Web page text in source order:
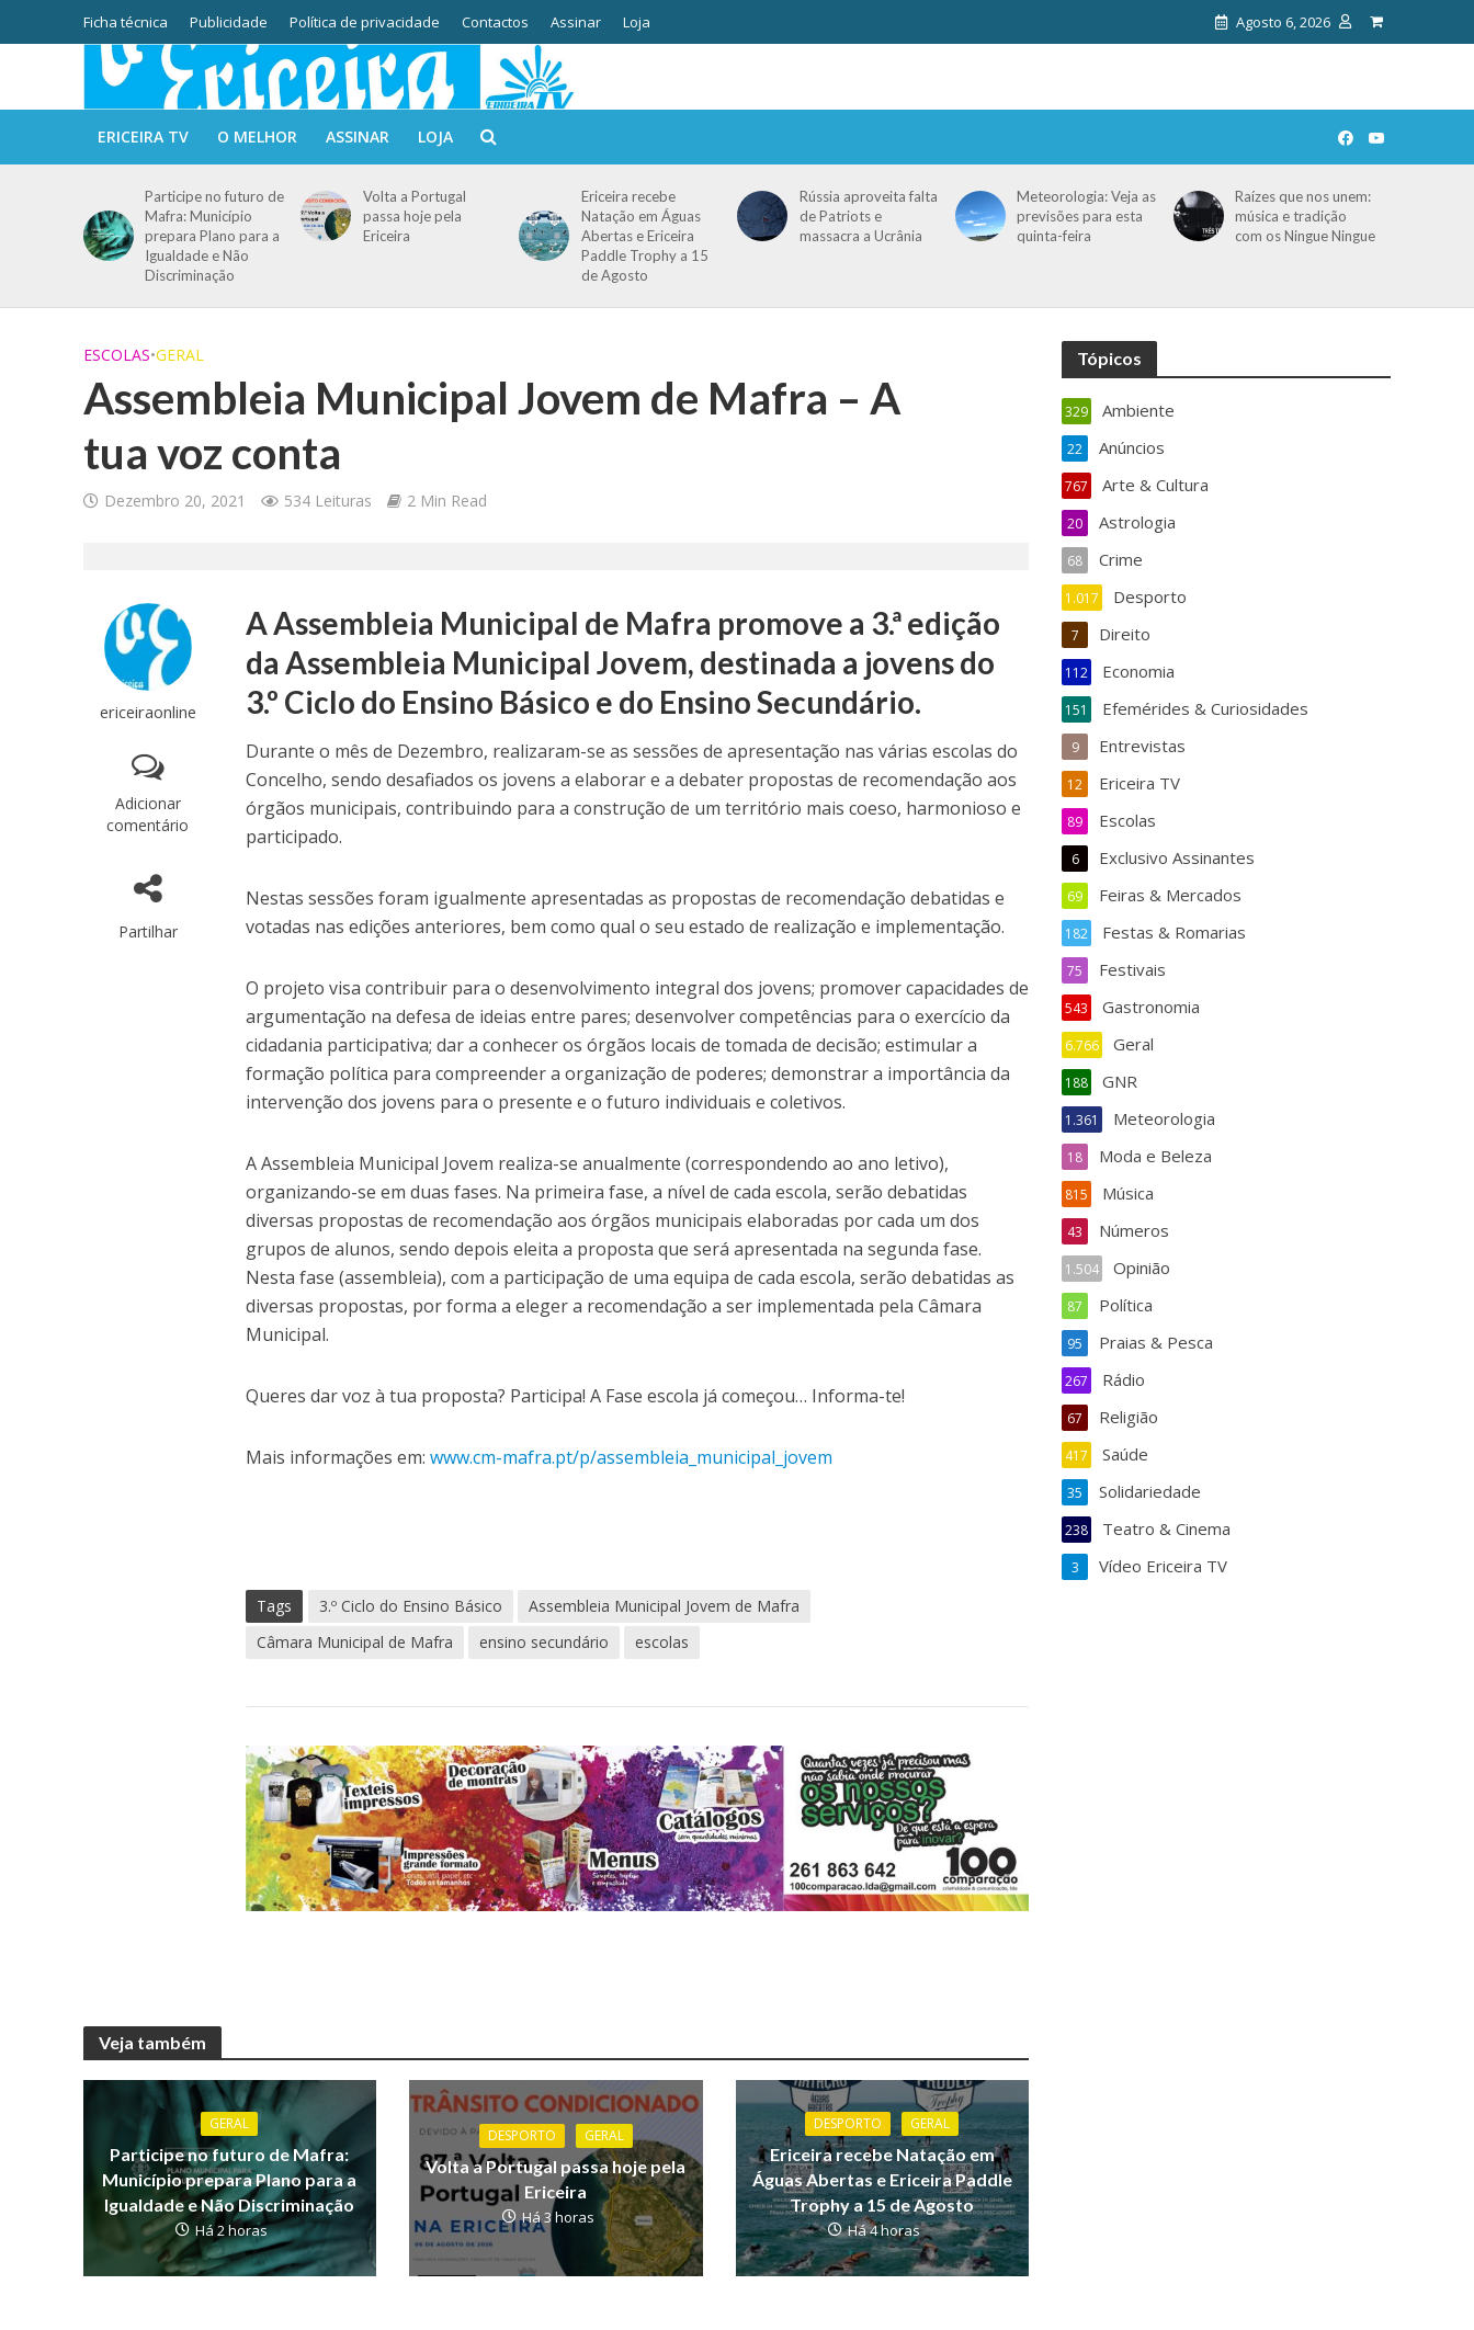
Ficha técnica Publicidade Política de privacidade Contactos Assinar Loja Agosto 6, 2026
ERICEIRA TV O MELHOR ASSINAR LOJA
Participe no futuro de
Mafra: Município
prepara Plano para a
Igualdade e Não
Discriminação
Volta a Portugal
passa hoje pela
Ericeira
Ericeira recebe
Natação em Águas
Abertas e Ericeira
Paddle Trophy a 15
de Agosto
Rússia aproveita falta
de Patriots e
massacra a Ucrânia
Meteorologia: Veja as
previsões para esta
quinta-feira
Raízes que nos unem:
música e tradição
com os Ningue Ningue
ESCOLAS•GERAL
Assembleia Municipal Jovem de Mafra – A
tua voz conta
Dezembro 20, 2021 534 Leituras 2 Min Read
ericeiraonline
Adicionar
comentário
Partilhar
A Assembleia Municipal de Mafra promove a 3.ª edição
da Assembleia Municipal Jovem, destinada a jovens do
3.º Ciclo do Ensino Básico e do Ensino Secundário.
Durante o mês de Dezembro, realizaram-se as sessões de apresentação nas várias escolas do
Concelho, sendo desafiados os jovens a elaborar e a debater propostas de recomendação aos
órgãos municipais, contribuindo para a construção de um território mais coeso, harmonioso e
participado.
Nestas sessões foram igualmente apresentadas as propostas de recomendação debatidas e
votadas nas edições anteriores, bem como qual o seu estado de realização e implementação.
O projeto visa contribuir para o desenvolvimento integral dos jovens; promover capacidades de
argumentação na defesa de ideias entre pares; desenvolver competências para o exercício da
cidadania participativa; dar a conhecer os órgãos locais de tomada de decisão; estimular a
formação política para compreender a organização de poderes; demonstrar a importância da
intervenção dos jovens para o presente e o futuro individuais e coletivos.
A Assembleia Municipal Jovem realiza-se anualmente (correspondendo ao ano letivo),
organizando-se em duas fases. Na primeira fase, a nível de cada escola, serão debatidas
diversas propostas de recomendação aos órgãos municipais elaboradas por cada um dos
grupos de alunos, sendo depois eleita a proposta que será apresentada na segunda fase.
Nesta fase (assembleia), com a participação de uma equipa de cada escola, serão debatidas as
diversas propostas, por forma a eleger a recomendação a ser implementada pela Câmara
Municipal.
Queres dar voz à tua proposta? Participa! A Fase escola já começou… Informa-te!
Mais informações em:www.cm-mafra.pt/p/assembleia_municipal_jovem
Tags 3.º Ciclo do Ensino Básico
Assembleia Municipal Jovem de Mafra
Câmara Municipal de Mafra
ensino secundário escolas
Veja também
GERAL
Participe no futuro de Mafra:
Município prepara Plano para a
Igualdade e Não Discriminação
Há 2 horas
DESPORTO GERAL
Volta a Portugal passa hoje pela
Ericeira
Há 3 horas
DESPORTO GERAL
Ericeira recebe Natação em
Águas Abertas e Ericeira Paddle
Trophy a 15 de Agosto
Há 4 horas
Tópicos
Ambiente
329
Anúncios
22
Arte & Cultura
767
Astrologia
20
Crime
68
Desporto
1.017
Direito
7
Economia
112
Efemérides & Curiosidades
151
Entrevistas
9
Ericeira TV
12
Escolas
89
Exclusivo Assinantes
6
Feiras & Mercados
69
Festas & Romarias
182
Festivais
75
Gastronomia
543
Geral
6.766
GNR
188
Meteorologia
1.361
Moda e Beleza
18
Música
815
Números
43
Opinião
1.504
Política
87
Praias & Pesca
95
Rádio
267
Religião
67
Saúde
417
Solidariedade
35
Teatro & Cinema
238
Vídeo Ericeira TV
3